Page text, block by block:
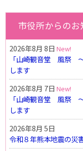
市役所からのお
2026年8月 8日
「山崎観音堂 風祭
します
2026年8月 7日
「山崎観音堂 風祭
します
2026年8月 5日
令和８年熊本地震の災